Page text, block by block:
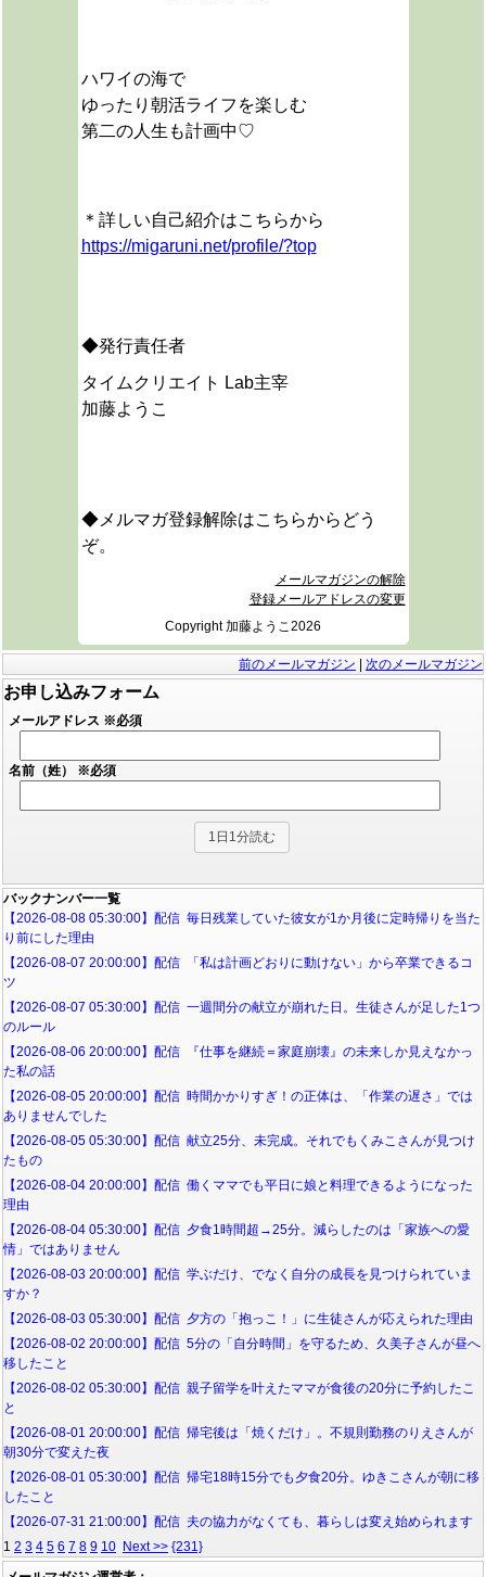
ハワイの海で
ゆったり朝活ライフを楽しむ
第二の人生も計画中♡
＊詳しい自己紹介はこちらから
https://migaruni.net/profile/?top
◆発行責任者
タイムクリエイト Lab主宰
加藤ようこ
◆メルマガ登録解除はこちらからどう
ぞ。
メールマガジンの解除
登録メールアドレスの変更
Copyright 加藤ようこ2026
前のメールマガジン 次のメールマガジン
お申し込みフォーム
メールアドレス ※必須
名前（姓） ※必須
バックナンバー一覧
【2026-08-08 05:30:00】配信 毎日残業していた彼女が1か月後に定時帰りを当た
り前にした理由
【2026-08-07 20:00:00】配信 「私は計画どおりに動けない」から卒業できるコ
ツ
【2026-08-07 05:30:00】配信 一週間分の献立が崩れた日。生徒さんが足した1つ
のルール
【2026-08-06 20:00:00】配信 『仕事を継続＝家庭崩壊』の未来しか見えなかっ
た私の話
【2026-08-05 20:00:00】配信 時間かかりすぎ！の正体は、「作業の遅さ」では
ありませんでした
【2026-08-05 05:30:00】配信 献立25分、未完成。それでもくみこさんが見つけ
たもの
【2026-08-04 20:00:00】配信 働くママでも平日に娘と料理できるようになった
理由
【2026-08-04 05:30:00】配信 夕食1時間超→25分。減らしたのは「家族への愛
情」ではありません
【2026-08-03 20:00:00】配信 学ぶだけ、でなく自分の成長を見つけられていま
すか？
【2026-08-03 05:30:00】配信 夕方の「抱っこ！」に生徒さんが応えられた理由
【2026-08-02 20:00:00】配信 5分の「自分時間」を守るため、久美子さんが昼へ
移したこと
【2026-08-02 05:30:00】配信 親子留学を叶えたママが食後の20分に予約したこ
と
【2026-08-01 20:00:00】配信 帰宅後は「焼くだけ」。不規則勤務のりえさんが
朝30分で変えた夜
【2026-08-01 05:30:00】配信 帰宅18時15分でも夕食20分。ゆきこさんが朝に移
したこと
【2026-07-31 21:00:00】配信 夫の協力がなくても、暮らしは変え始められます
1 2 3 4 5 6 7 8 9 10 Next >> {231}